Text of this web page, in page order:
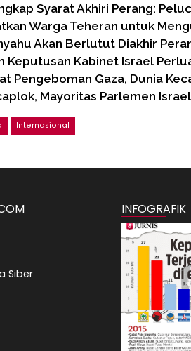
Syarat Akhiri Perang:
Warga Teheran untuk
Akan Berlutut Diakhir
Keputusan Kabinet Israel
Pengeboman Gaza, Dunia
Mayoritas Parlemen
Internasional
Siber
INFOGRAFIK